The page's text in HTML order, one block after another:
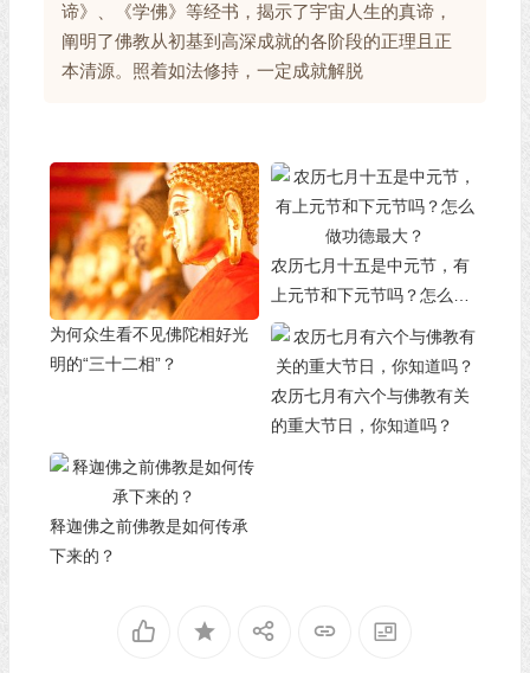
谛》、《学佛》等经书，揭示了宇宙人生的真谛，
阐明了佛教从初基到高深成就的各阶段的正理且正
本清源。照着如法修持，一定成就解脱
为何众生看不见佛陀相好光
明的“三十二相”？
农历七月十五是中元节，有
上元节和下元节吗？怎么做
功德最大？
农历七月有六个与佛教有关
的重大节日，你知道吗？
释迦佛之前佛教是如何传承
下来的？